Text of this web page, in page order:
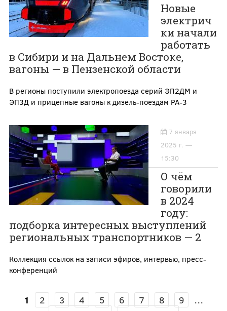
Новые
электрич
ки начали
работать
в Сибири и на Дальнем Востоке,
вагоны — в Пензенской области
В регионы поступили электропоезда серий ЭП2ДМ и
ЭП3Д и прицепные вагоны к дизель-поездам РА-3
7 января
2025 г. —
15:30
О чём
говорили
в 2024
году:
подборка интересных выступлений
региональных транспортников — 2
Коллекция ссылок на записи эфиров, интервью, пресс-
конференций
1 2 3 4 5 6 7 8 9
…